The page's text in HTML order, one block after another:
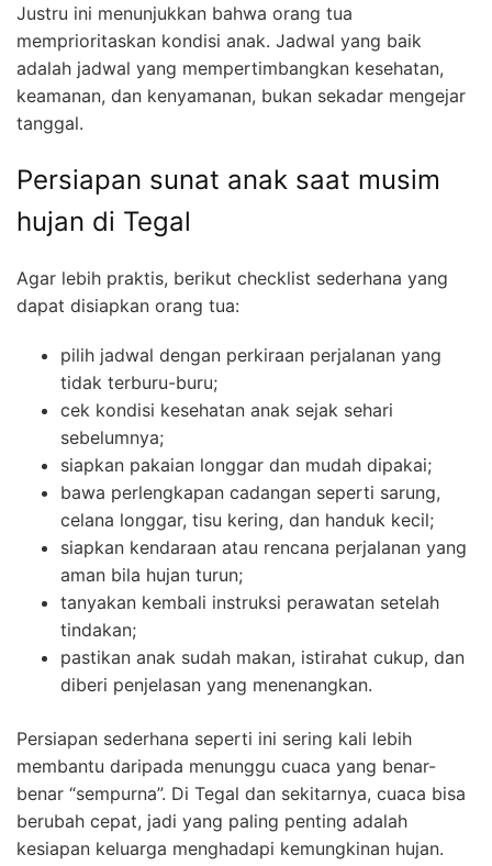
Justru ini menunjukkan bahwa orang tua
memprioritaskan kondisi anak. Jadwal yang baik
adalah jadwal yang mempertimbangkan kesehatan,
keamanan, dan kenyamanan, bukan sekadar mengejar
tanggal.
Persiapan sunat anak saat musim
hujan di Tegal
Agar lebih praktis, berikut checklist sederhana yang
dapat disiapkan orang tua:
pilih jadwal dengan perkiraan perjalanan yang
tidak terburu-buru;
cek kondisi kesehatan anak sejak sehari
sebelumnya;
siapkan pakaian longgar dan mudah dipakai;
bawa perlengkapan cadangan seperti sarung,
celana longgar, tisu kering, dan handuk kecil;
siapkan kendaraan atau rencana perjalanan yang
aman bila hujan turun;
tanyakan kembali instruksi perawatan setelah
tindakan;
pastikan anak sudah makan, istirahat cukup, dan
diberi penjelasan yang menenangkan.
Persiapan sederhana seperti ini sering kali lebih
membantu daripada menunggu cuaca yang benar-
benar “sempurna”. Di Tegal dan sekitarnya, cuaca bisa
berubah cepat, jadi yang paling penting adalah
kesiapan keluarga menghadapi kemungkinan hujan.